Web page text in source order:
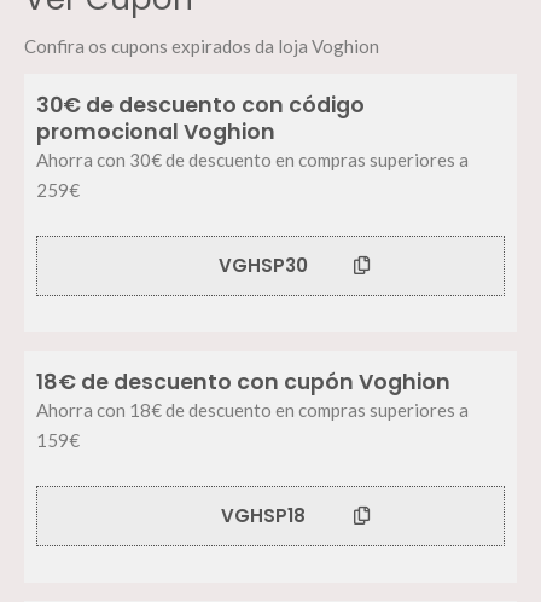
Confira os cupons expirados da loja Voghion
30€ de descuento con código
promocional Voghion
Ahorra con 30€ de descuento en compras superiores a
259€
VGHSP30
18€ de descuento con cupón Voghion
Ahorra con 18€ de descuento en compras superiores a
159€
VGHSP18